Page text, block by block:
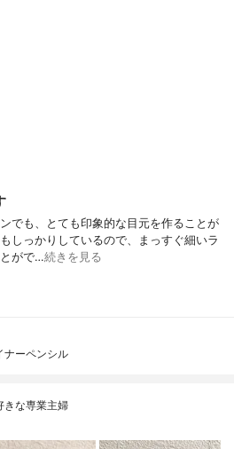
でも、とても印象的な目元を作ることが
しっかりしているので、まっすぐ細いラ
がで…続きを見る
ナーペンシル
きな専業主婦